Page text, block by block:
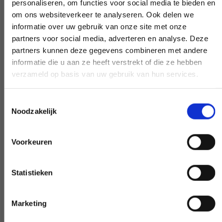
personaliseren, om functies voor social media te bieden en
om ons websiteverkeer te analyseren. Ook delen we
informatie over uw gebruik van onze site met onze
partners voor social media, adverteren en analyse. Deze
partners kunnen deze gegevens combineren met andere
informatie die u aan ze heeft verstrekt of die ze hebben
verzameld op basis van uw gebruik van hun services.
Noodzakelijk
Voorkeuren
Statistieken
Marketing
Frühe und späte Verfügbarkeit
Benötigen Sie unsere Hilfe außerhalb des
machen - wenn möglich.